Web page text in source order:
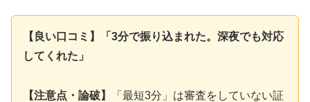
【良い口コミ】「3分で振り込まれた。深夜でも対応
してくれた」
【注意点・論破】
「最短3分」は審査をしていない証